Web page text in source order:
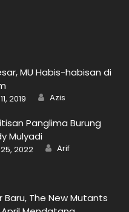
MU Habis-habisan di
2019 Author
Azis
Panglima Burung
Mulyadi
2022 Author
Arif
Baru, The New Mutants